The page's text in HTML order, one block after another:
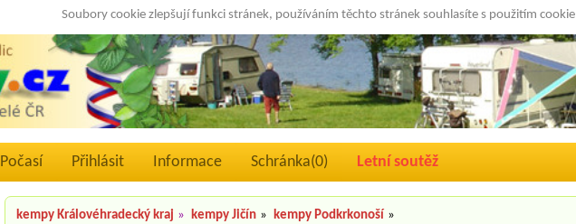
Soubory cookie zlepšují funkci stránek, používáním těchto stránek souhlasíte s použitím cookie
Počasí Přihlásit Informace Schránka(0) Letní soutěž
kempy Královéhradecký kraj » kempy Jičín » kempy Podkrkonoší »